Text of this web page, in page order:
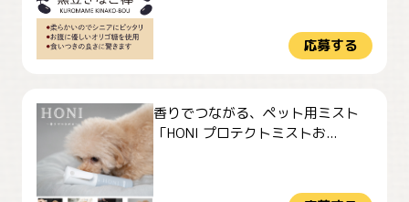
応募する
香りでつながる、ペット用ミスト
「HONI プロテクトミストお...